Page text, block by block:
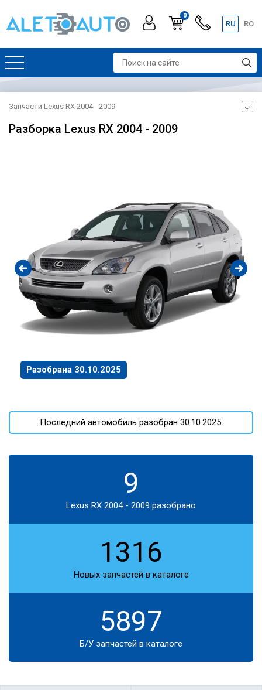
0
RU RO
Запчасти Lexus RX 2004 - 2009
Разборка Lexus RX 2004 - 2009
Разобрана 30.10.2025
Последний автомобиль разобран 30.10.2025.
9
Lexus RX 2004 - 2009 разобрано
1316
Новых запчастей в каталоге
5897
Б/У запчастей в каталоге